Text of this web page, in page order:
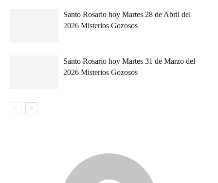
Santo Rosario hoy Martes 28 de Abril del
2026 Misterios Gozosos
Santo Rosario hoy Martes 31 de Marzo del
2026 Misterios Gozosos